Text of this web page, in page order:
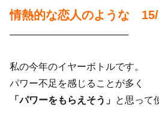
情熱的な恋人のような
──────────────────
私の今年のイヤーボトルです。
パワー不足を感じることが多く
「パワーをもらえそう」 と思って